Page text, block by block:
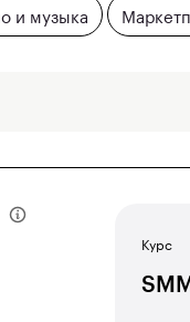
и музыка
Курс